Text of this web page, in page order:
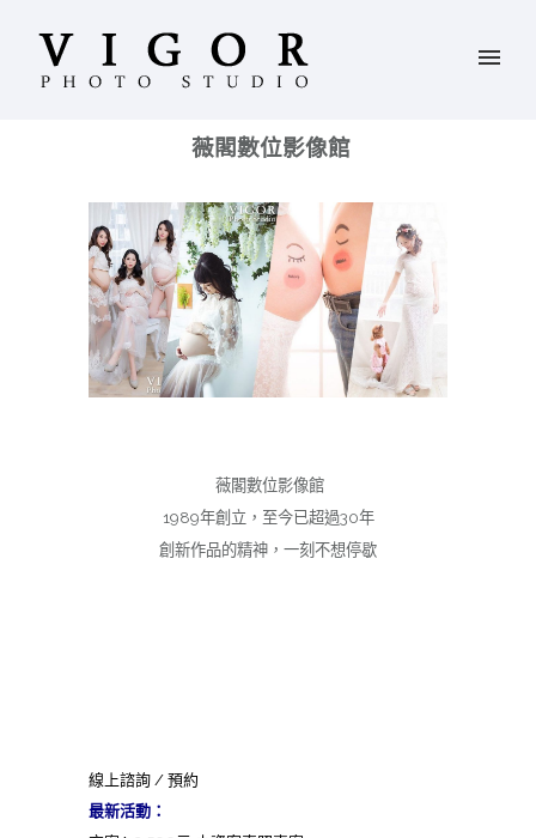
薇閣數位影像館
薇閣數位影像館
1989年創立，至今已超過30年
創新作品的精神，一刻不想停歇
線上諮詢 / 預約
最新活動：